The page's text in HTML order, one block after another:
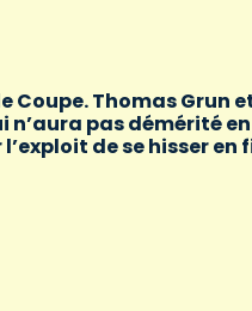
Thomas Grun
pas démérité
de se hisser en